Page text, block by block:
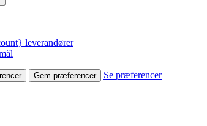
leverandører
Gem præferencer Se præferencer